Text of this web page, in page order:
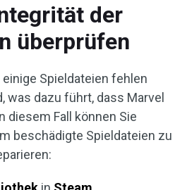
der
überprüfen
Spieldateien fehlen
was dazu führt, dass Marvel
diesem Fall können Sie
beschädigte Spieldateien zu